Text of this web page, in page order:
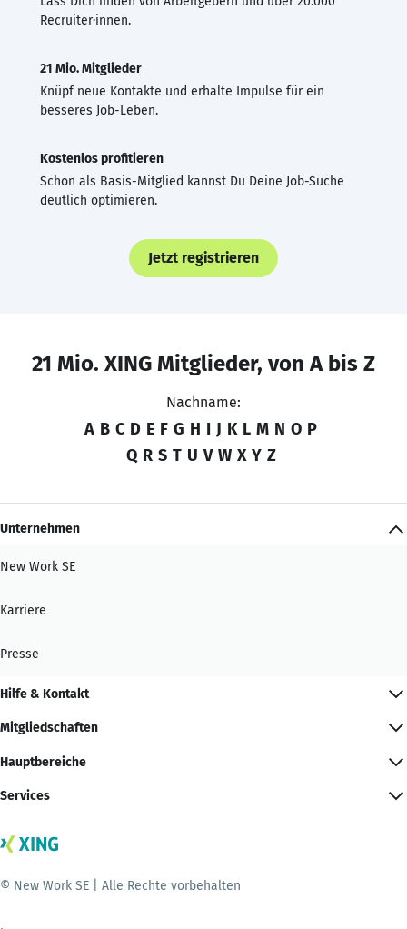
Recruiter·innen.
21 Mio. Mitglieder
Knüpf neue Kontakte und erhalte Impulse für ein
besseres Job-Leben.
Kostenlos profitieren
Schon als Basis-Mitglied kannst Du Deine Job-Suche
deutlich optimieren.
Jetzt registrieren
21 Mio. XING Mitglieder, von A bis Z
Nachname:
A B C D E F G H I J K L M N O P
Q R S T U V W X Y Z
Unternehmen
New Work SE
Karriere
Presse
Hilfe & Kontakt
Mitgliedschaften
Hauptbereiche
Services
© New Work SE | Alle Rechte vorbehalten